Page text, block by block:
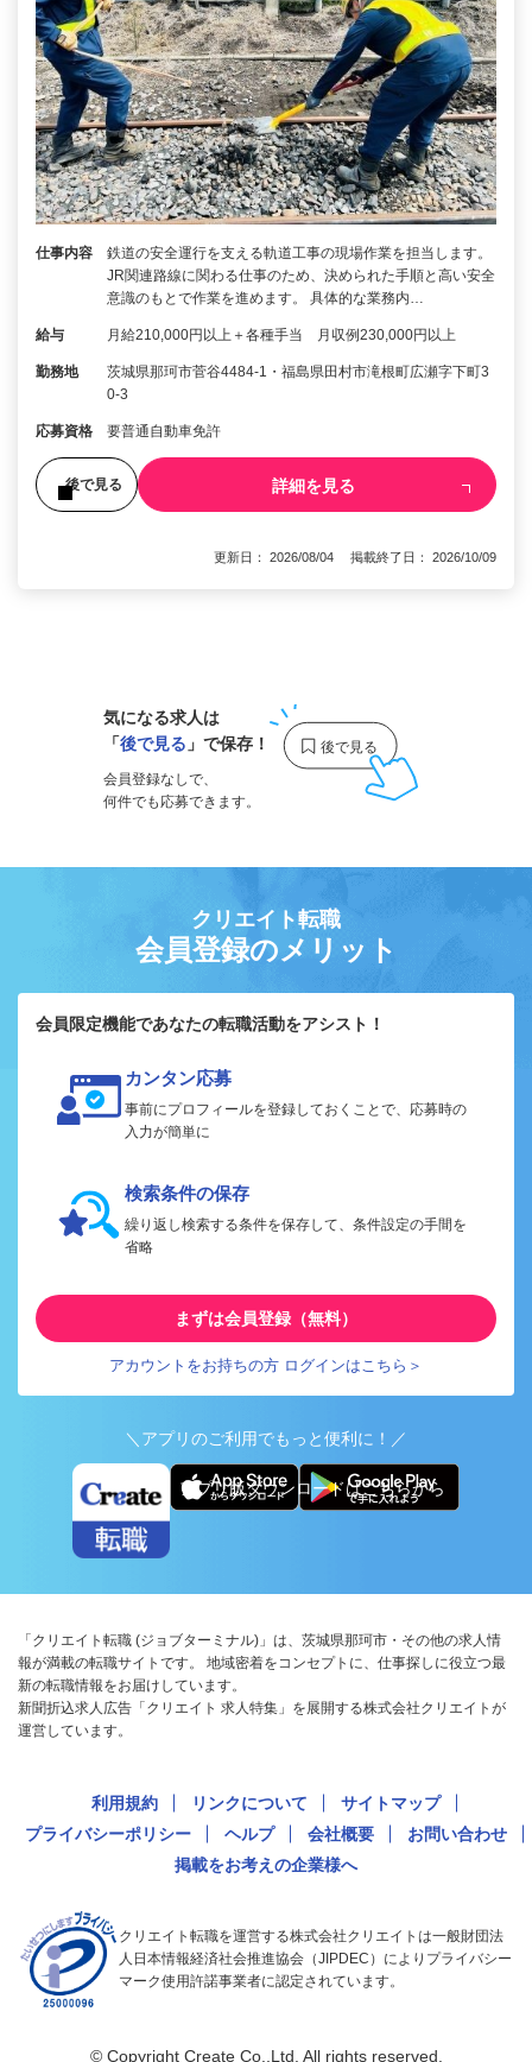
仕事内容
鉄道の安全運行を支える軌道工事の現場作業を担当します。
JR関連路線に関わる仕事のため、決められた手順と高い安全
意識のもとで作業を進めます。 具体的な業務内…
給与 月給210,000円以上＋各種手当 月収例230,000円以上
勤務地
茨城県那珂市菅谷4484-1・福島県田村市滝根町広瀬字下町3
0-3
応募資格 要普通自動車免許
後で見る 詳細を見る
更新日： 2026/08/04 掲載終了日： 2026/10/09
気になる求人は
「後で見る 」で保存！
会員登録なしで、
何件でも応募できます。
クリエイト転職
会員登録のメリット
会員限定機能であなたの転職活動をアシスト！
カンタン応募
事前にプロフィールを登録しておくことで、応募時の
入力が簡単に
検索条件の保存
繰り返し検索する条件を保存して、条件設定の手間を
省略
まずは会員登録（無料）
アカウントをお持ちの方 ログインはこちら＞
＼アプリのご利用でもっと便利に！／
アプリ版ダウンロードはこちらから
「クリエイト転職 (ジョブターミナル)」は、茨城県那珂市・その他の求人情
報が満載の転職サイトです。 地域密着をコンセプトに、仕事探しに役立つ最
新の転職情報をお届けしています。
新聞折込求人広告「クリエイト 求人特集」を展開する株式会社クリエイトが
運営しています。
利用規約 リンクについて
サイトマップ
プライバシーポリシー
ヘルプ 会社概要
お問い合わせ
掲載をお考えの企業様へ
クリエイト転職を運営する株式会社クリエイトは一般財団法
人日本情報経済社会推進協会（JIPDEC）によりプライバシー
マーク使用許諾事業者に認定されています。
© Copyright Create Co.,Ltd. All rights reserved.